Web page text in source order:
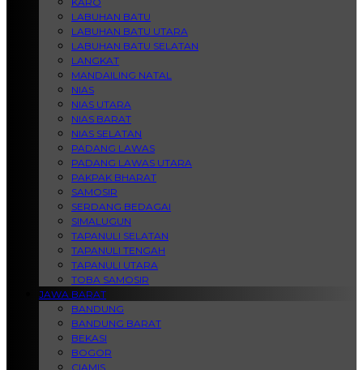
LABUHAN BATU
LABUHAN BATU UTARA
LABUHAN BATU SELATAN
LANGKAT
MANDAILING NATAL
NIAS
NIAS UTARA
NIAS BARAT
NIAS SELATAN
PADANG LAWAS
PADANG LAWAS UTARA
PAKPAK BHARAT
SAMOSIR
SERDANG BEDAGAI
SIMALUGUN
TAPANULI SELATAN
TAPANULI TENGAH
TAPANULI UTARA
TOBA SAMOSIR
JAWA BARAT
BANDUNG
BANDUNG BARAT
BEKASI
BOGOR
CIAMIS